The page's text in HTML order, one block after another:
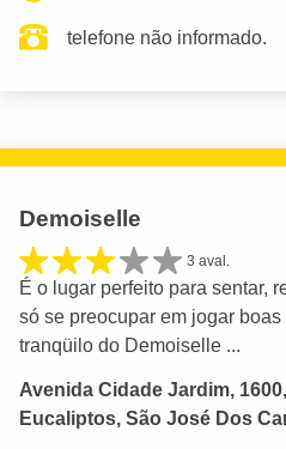
telefone não informado.
Demoiselle
3 aval.
É o lugar perfeito para sentar,
só se preocupar em jogar
tranqüilo do Demoiselle ...
Avenida Cidade Jardim,
Eucaliptos, São José Dos